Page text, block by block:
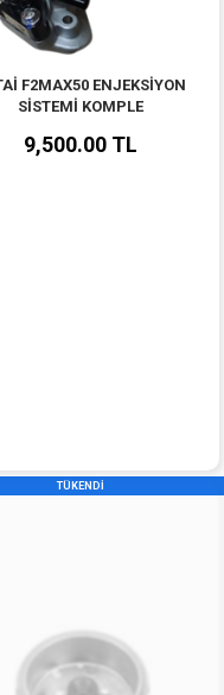
F2MAX50 ENJEKSİYON
SİSTEMİ KOMPLE
9,500.00 TL
TÜKENDİ